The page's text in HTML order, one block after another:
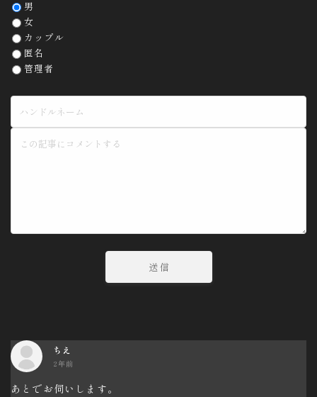
男
女
カップル
匿名
管理者
ちえ
2年前
あとでお伺いします。